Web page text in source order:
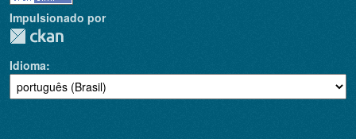
Impulsionado por
Idioma